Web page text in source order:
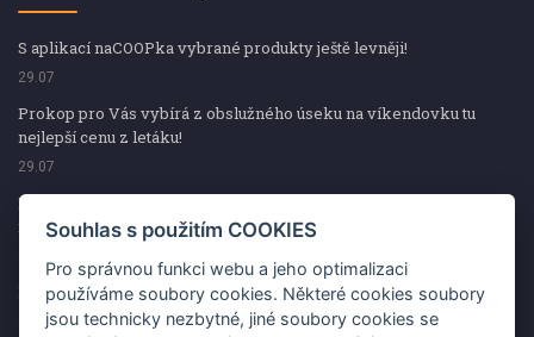
S aplikací naCOOPka vybrané produkty ještě levněji!
29.07
Prokop pro Vás vybírá z obslužného úseku na víkendovku tu
nejlepší cenu z letáku!
29.07
Prokop pro Vás vybírá z obslužného úseku na víkendovku tu
nejlepší cenu z letáku!
Kup špekáčky od Váhaly a vyhraj s naCOOPkou sekerku Fiskars
29.07
Souhlas s použitím COOKIES
Pro správnou funkci webu a jeho optimalizaci
používáme soubory cookies. Některé cookies soubory
jsou technicky nezbytné, jiné soubory cookies se